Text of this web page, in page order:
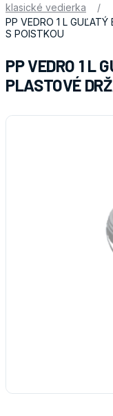
klasické vedierka
/
PP VEDRO 1 L GUĽATÝ
S POISTKOU
PP VEDRO 1 L
PLASTOVÉ